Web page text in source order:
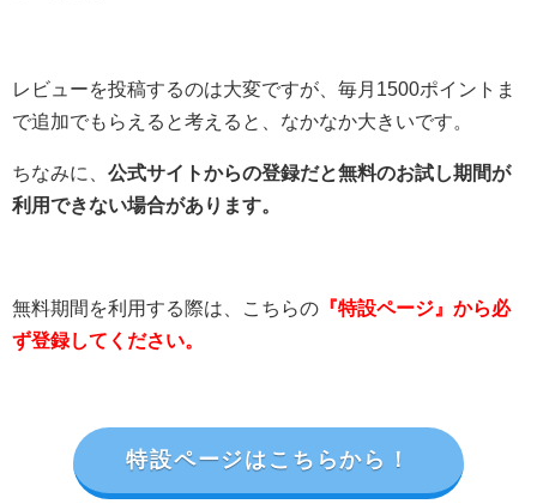
レビューを投稿するのは大変ですが、毎月1500ポイントま
で追加でもらえると考えると、なかなか大きいです。
ちなみに、 公式サイトからの登録だと無料のお試し期間が
利用できない場合があります。
無料期間を利用する際は、こちらの 『特設ページ』から必
ず登録してください。
特設ページはこちらから！